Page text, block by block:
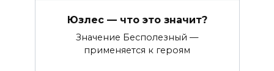
Юзлес — что это значит?
Значение Бесполезный —
применяется к героям